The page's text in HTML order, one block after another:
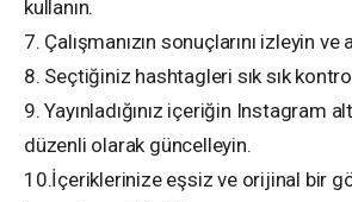
kullanın.
7. Çalışmanızın sonuçlarını izleyin ve
8. Seçtiğiniz hashtagleri sık sık
9. Yayınladığınız içeriğin Instagram
düzenli olarak güncelleyin.
10.İçeriklerinize eşsiz ve orijinal bir